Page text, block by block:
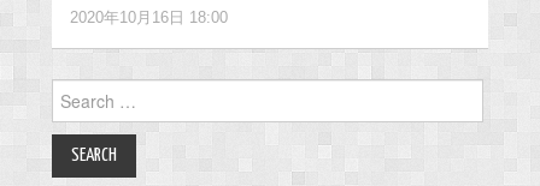
2020年10月16日 18:00
for: